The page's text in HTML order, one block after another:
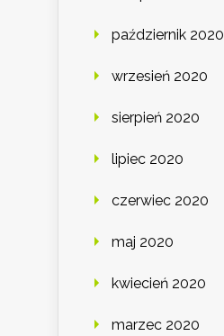
październik 2020
wrzesień 2020
sierpień 2020
lipiec 2020
czerwiec 2020
maj 2020
kwiecień 2020
marzec 2020